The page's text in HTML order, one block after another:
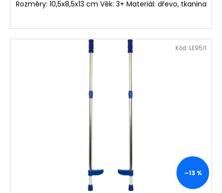
Rozměry: 10,5x8,5x13 cm Věk: 3+ Materiál: dřevo, tkanina
–13 %
Kód: LE9511